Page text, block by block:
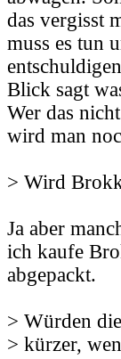
das vergisst
muss es tun
Blick sagt
Wer das
wird man
> Wird
Ja aber
ich kaufe
abgepackt.
> Würden
> kürzer,